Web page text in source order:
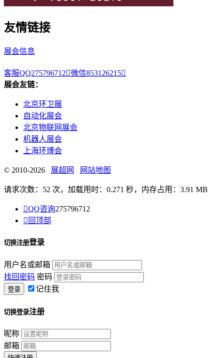
友情链接
展会信息
客服QQ275796712微信853126215
展会友链：
北京环卫展
自动化展会
北京物联网展会
机器人展会
上海环博会
© 2010-2026 展超网 网站地图
请求次数：52 次，加载用时：0.271 秒，内存占用：3.91 MB
QQ咨询275796712
 回顶部
切换注册登录
用户名或邮箱
找回密码 密码
记住我
切换登录注册
昵称
邮箱